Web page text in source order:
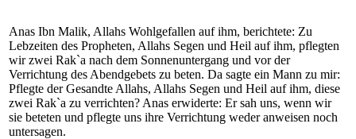
Anas Ibn Malik, Allahs Wohlgefallen auf ihm, berichtete: Zu
Lebzeiten des Propheten, Allahs Segen und Heil auf ihm, pflegten
wir zwei Rak`a nach dem Sonnenuntergang und vor der
Verrichtung des Abendgebets zu beten. Da sagte ein Mann zu mir:
Pflegte der Gesandte Allahs, Allahs Segen und Heil auf ihm, diese
zwei Rak`a zu verrichten? Anas erwiderte: Er sah uns, wenn wir
sie beteten und pflegte uns ihre Verrichtung weder anweisen noch
untersagen.